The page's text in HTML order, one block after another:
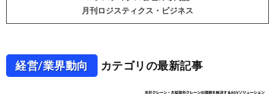
月刊ロジスティクス・ビジネス
経営/業界動向 カテゴリの最新記事